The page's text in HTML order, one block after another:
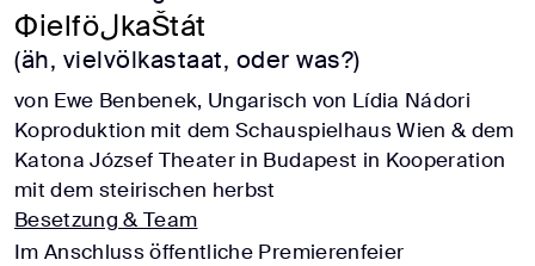
ФielföلkaŠtát
(äh, vielvölkastaat, oder was?)
von Ewe Benbenek, Ungarisch von Lídia Nádori
Koproduktion mit dem Schauspielhaus Wien & dem
Katona József Theater in Budapest in Kooperation
mit dem steirischen herbst
Besetzung & Team
Im Anschluss öffentliche Premierenfeier